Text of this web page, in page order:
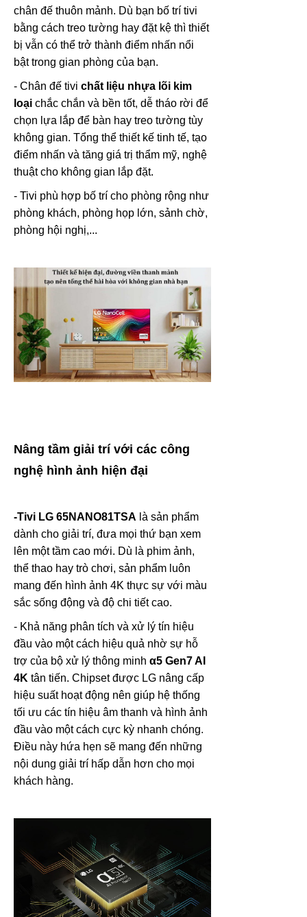
chân đế thuôn mảnh. Dù bạn bố trí tivi
bằng cách treo tường hay đặt kệ thì thiết
bị vẫn có thể trở thành điểm nhấn nổi
bật trong gian phòng của bạn.
- Chân đế tivi chất liệu nhựa lõi kim
loại chắc chắn và bền tốt, dễ tháo rời để
chọn lựa lắp để bàn hay treo tường tùy
không gian. Tổng thể thiết kế tinh tế, tạo
điểm nhấn và tăng giá trị thẩm mỹ, nghệ
thuật cho không gian lắp đặt.
- Tivi phù hợp bố trí cho phòng rộng như
phòng khách, phòng họp lớn, sảnh chờ,
phòng hội nghị,...
Nâng tầm giải trí với các công
nghệ hình ảnh hiện đại
-Tivi LG 65NANO81TSA là sản phẩm
dành cho giải trí, đưa mọi thứ bạn xem
lên một tầm cao mới. Dù là phim ảnh,
thể thao hay trò chơi, sản phẩm luôn
mang đến hình ảnh 4K thực sự với màu
sắc sống động và độ chi tiết cao.
- Khả năng phân tích và xử lý tín hiệu
đầu vào một cách hiệu quả nhờ sự hỗ
trợ của bộ xử lý thông minh α5 Gen7 AI
4K tân tiến. Chipset được LG nâng cấp
hiệu suất hoạt động nên giúp hệ thống
tối ưu các tín hiệu âm thanh và hình ảnh
đầu vào một cách cực kỳ nhanh chóng.
Điều này hứa hẹn sẽ mang đến những
nội dung giải trí hấp dẫn hơn cho mọi
khách hàng.